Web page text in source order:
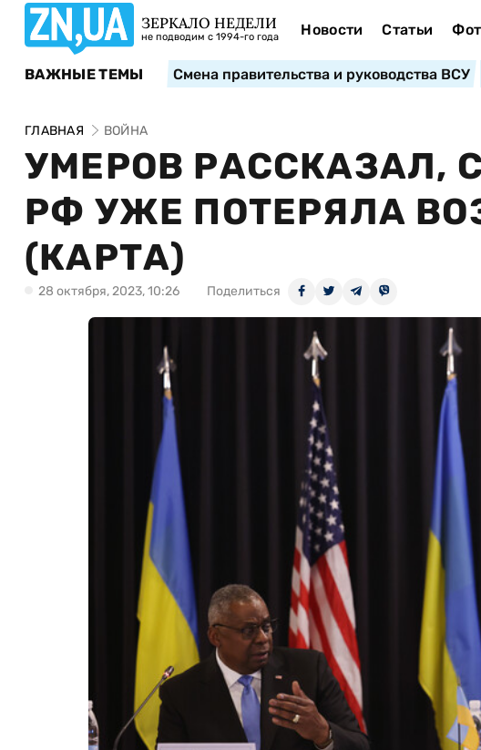
ЗЕРКАЛО НЕДЕЛИ
не подводим с 1994-го года Новости Статьи
ВАЖНЫЕ ТЕМЫ Смена правительства и руководства ВСУ
ГЛАВНАЯ ВОЙНА
УМЕРОВ РАССКАЗАЛ,
РФ УЖЕ ПОТЕРЯЛА
(КАРТА)
28 октября, 2023, 10:26 Поделиться